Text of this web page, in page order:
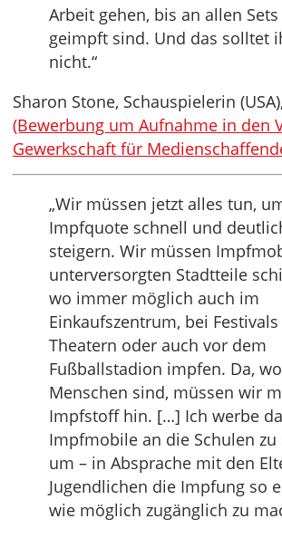
Arbeit gehen, bis an allen
geimpft sind. Und das solltet
nicht.“
Sharon Stone, Schauspielerin (USA),
(Bewerbung um Aufnahme in den
Gewerkschaft für
„Wir müssen jetzt alles tun,
Impfquote schnell und
steigern. Wir müssen
unterversorgten Stadtteile
wo immer möglich auch im
Einkaufszentrum, bei
Theatern oder auch vor dem
Fußballstadion impfen. Da,
Menschen sind, müssen wir
Impfstoff hin. […] Ich werbe
Impfmobile an die Schulen zu
um – in Absprache mit den
Jugendlichen die Impfung so
wie möglich zugänglich zu